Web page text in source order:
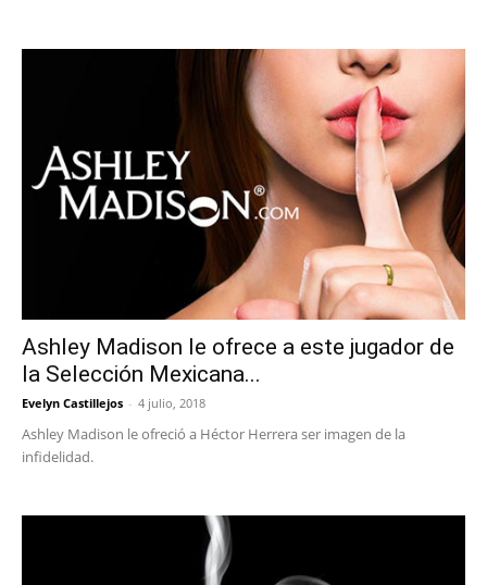
Ashley Madison le ofrece a este jugador de
la Selección Mexicana...
Evelyn Castillejos - 4 julio, 2018
Ashley Madison le ofreció a Héctor Herrera ser imagen de la
infidelidad.